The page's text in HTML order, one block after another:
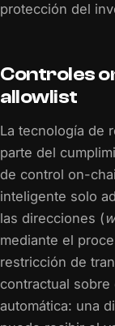
protección del
Controles
allowlist
La tecnología de
parte del
de control on-
inteligente solo
las direcciones (
mediante el
restricción de
contractual
automática: una